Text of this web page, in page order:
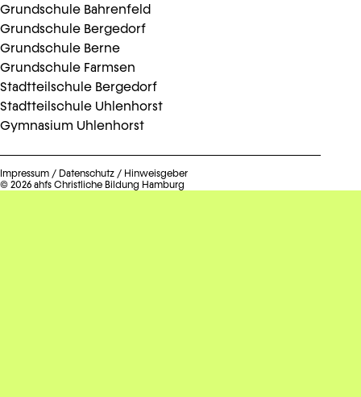
Grundschule Bahrenfeld
Grundschule Bergedorf
Grundschule Berne
Grundschule Farmsen
Stadtteilschule Bergedorf
Stadtteilschule Uhlenhorst
Gymnasium Uhlenhorst
© 2026 ahfs Christliche Bildung Hamburg
Impressum/ Datenschutz/ Hinweisgeber